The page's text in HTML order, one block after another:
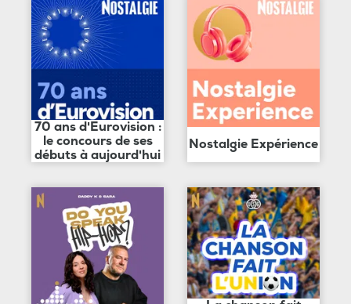
70 ans d'Eurovision :
le concours de ses
débuts à aujourd'hui
Nostalgie Expérience